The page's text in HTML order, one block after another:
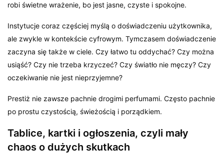
robi świetne wrażenie, bo jest jasne, czyste i spokojne.
Instytucje coraz częściej myślą o doświadczeniu użytkownika,
ale zwykle w kontekście cyfrowym. Tymczasem doświadczenie
zaczyna się także w ciele. Czy łatwo tu oddychać? Czy można
usiąść? Czy nie trzeba krzyczeć? Czy światło nie męczy? Czy
oczekiwanie nie jest nieprzyjemne?
Prestiż nie zawsze pachnie drogimi perfumami. Często pachnie
po prostu czystością, świeżością i porządkiem.
Tablice, kartki i ogłoszenia, czyli mały
chaos o dużych skutkach